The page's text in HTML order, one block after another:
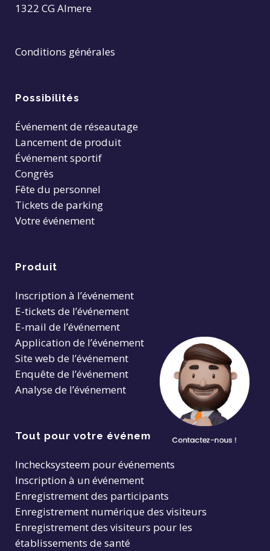
1322 CG Almere
Conditions générales
Possibilités
Événement de réseautage
Lancement de produit
Événement sportif
Congrès
Fête du personnel
Tickets de parking
Votre événement
Produit
Inscription à l’événement
E-tickets de l’événement
E-mail de l’événement
Application de l’événement
Site web de l’événement
Enquête de l’événement
Analyse de l’événement
Tout pour votre événement
Inchecksysteem pour événements
Inscription à un événement
Enregistrement des participants
Enregistrement numérique des visiteurs
Enregistrement des visiteurs pour les
établissements de santé